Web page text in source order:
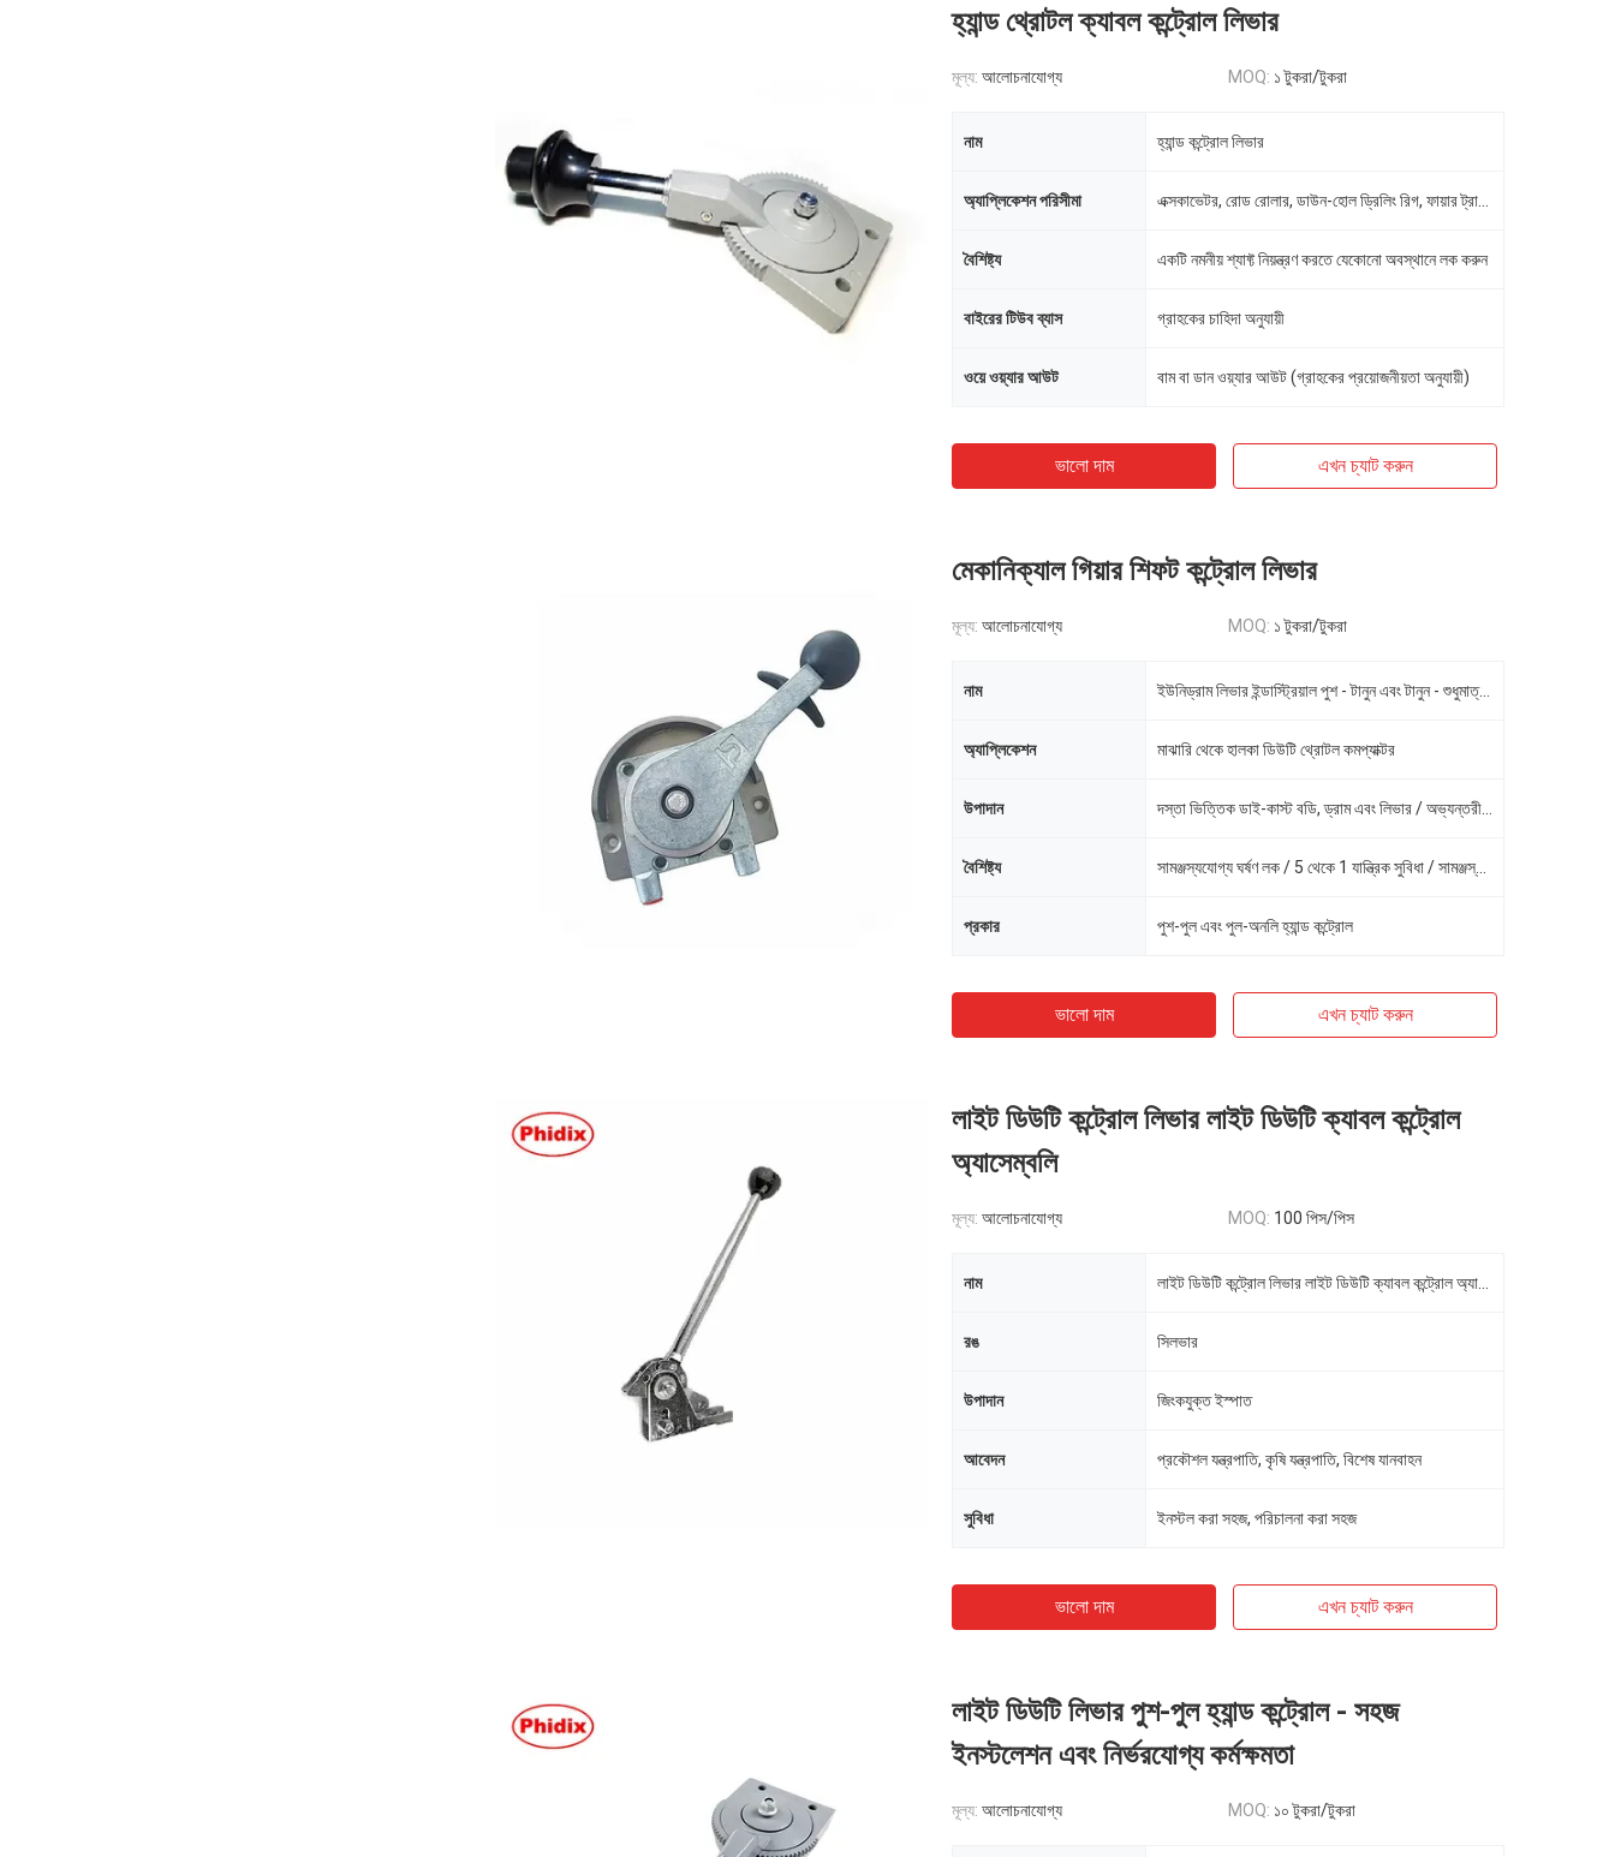
হ্যান্ড থ্রোটল ক্যাবল কন্ট্রোল লিভার
মূল্য: আলোচনাযোগ্য MOQ: ১ টুকরা/টুকরা
নাম হ্যান্ড কন্ট্রোল লিভার
অ্যাপ্লিকেশন পরিসীমা
বৈশিষ্ট্য একটি নমনীয় শ্যাফ্ট নিয়ন্ত্রণ করতে যেকোনো অবস্থানে লক করুন
বাইরের টিউব ব্যাস গ্রাহকের চাহিদা অনুযায়ী
ওয়ে ওয়্যার আউট বাম বা ডান ওয়্যার আউট (গ্রাহকের প্রয়োজনীয়তা অনুযায়ী)
ভালো দাম এখন চ্যাট করুন
মেকানিক্যাল গিয়ার শিফট কন্ট্রোল লিভার
মূল্য: আলোচনাযোগ্য MOQ: ১ টুকরা/টুকরা
নাম ইউনিড্রাম লিভার ইন্ডাস্ট্রিয়াল পুশ - টানুন এবং টানুন - শুধুমাত্র হ্যান্ড কন্ট্রোল হ্যান্ড কন্ট্রোল
অ্যাপ্লিকেশন মাঝারি থেকে হালকা ডিউটি ​​থ্রোটল কমপ্যাক্টর
উপাদান
বৈশিষ্ট্য
প্রকার পুশ-পুল এবং পুল-অনলি হ্যান্ড কন্ট্রোল
ভালো দাম এখন চ্যাট করুন
লাইট ডিউটি ​​কন্ট্রোল লিভার লাইট ডিউটি ​​ক্যাবল কন্ট্রোল
অ্যাসেম্বলি
মূল্য: আলোচনাযোগ্য MOQ: 100 পিস/পিস
নাম
রঙ সিলভার
উপাদান জিংকযুক্ত ইস্পাত
আবেদন প্রকৌশল যন্ত্রপাতি, কৃষি যন্ত্রপাতি, বিশেষ যানবাহন
সুবিধা ইনস্টল করা সহজ, পরিচালনা করা সহজ
ভালো দাম এখন চ্যাট করুন
লাইট ডিউটি ​​লিভার পুশ-পুল হ্যান্ড কন্ট্রোল - সহজ
ইনস্টলেশন এবং নির্ভরযোগ্য কর্মক্ষমতা
মূল্য: আলোচনাযোগ্য MOQ: ১০ টুকরা/টুকরা